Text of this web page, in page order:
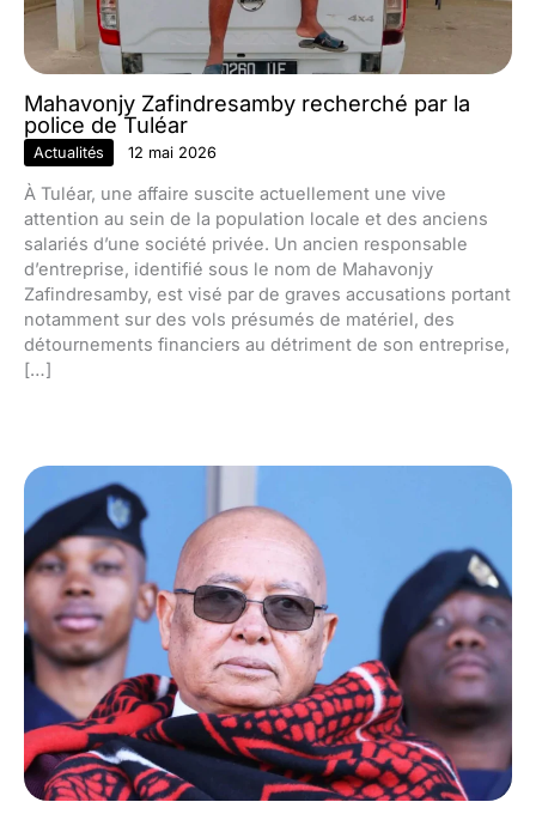
Mahavonjy Zafindresamby recherché par la
police de Tuléar
Actualités 12 mai 2026
À Tuléar, une affaire suscite actuellement une vive
attention au sein de la population locale et des anciens
salariés d’une société privée. Un ancien responsable
d’entreprise, identifié sous le nom de Mahavonjy
Zafindresamby, est visé par de graves accusations portant
notamment sur des vols présumés de matériel, des
détournements financiers au détriment de son entreprise,
[…]